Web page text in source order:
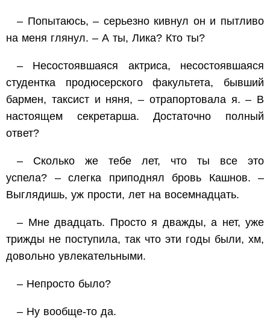
– Попытаюсь, – серьезно кивнул он и пытливо
на меня глянул. – А ты, Лика? Кто ты?
– Несостоявшаяся актриса, несостоявшаяся
студентка продюсерского факультета, бывший
бармен, таксист и няня, – отрапортовала я. – В
настоящем секретарша. Достаточно полный
ответ?
– Сколько же тебе лет, что ты все это
успела? – слегка приподнял бровь Кашнов. –
Выглядишь, уж прости, лет на восемнадцать.
– Мне двадцать. Просто я дважды, а нет, уже
трижды не поступила, так что эти годы были, хм,
довольно увлекательными.
– Непросто было?
– Ну вообще-то да.